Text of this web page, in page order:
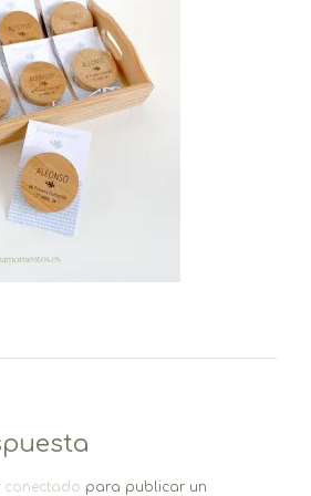
conectado para publicar un